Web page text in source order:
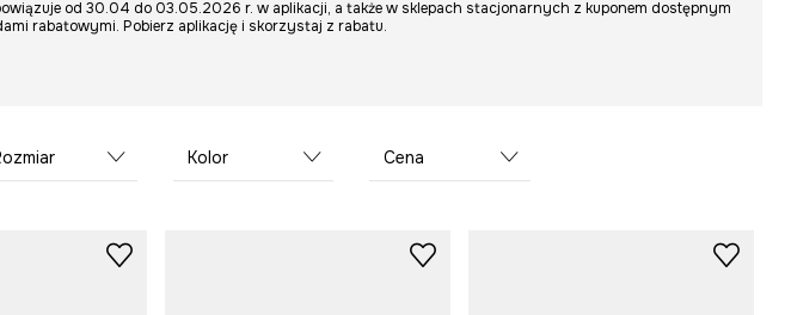
od 30.04 do 03.05.2026 r. w aplikacji, a także w sklepach stacjonarnych z kuponem dostępnym
rabatowymi. Pobierz aplikację i skorzystaj z rabatu.
Kolor Cena